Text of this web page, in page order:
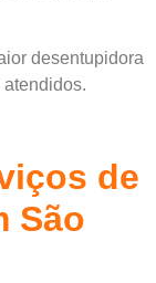
desentupidora
de
São